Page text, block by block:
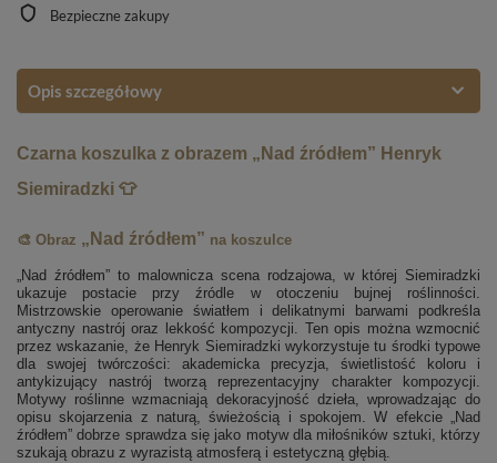
Bezpieczne zakupy
Opis szczegółowy
Czarna koszulka z obrazem „Nad źródłem” Henryk
Siemiradzki 👕
🎨 Obraz „Nad źródłem” na koszulce
„Nad źródłem” to malownicza scena rodzajowa, w której Siemiradzki
ukazuje postacie przy źródle w otoczeniu bujnej roślinności.
Mistrzowskie operowanie światłem i delikatnymi barwami podkreśla
antyczny nastrój oraz lekkość kompozycji. Ten opis można wzmocnić
przez wskazanie, że Henryk Siemiradzki wykorzystuje tu środki typowe
dla swojej twórczości: akademicka precyzja, świetlistość koloru i
antykizujący nastrój tworzą reprezentacyjny charakter kompozycji.
Motywy roślinne wzmacniają dekoracyjność dzieła, wprowadzając do
opisu skojarzenia z naturą, świeżością i spokojem. W efekcie „Nad
źródłem” dobrze sprawdza się jako motyw dla miłośników sztuki, którzy
szukają obrazu z wyrazistą atmosferą i estetyczną głębią.